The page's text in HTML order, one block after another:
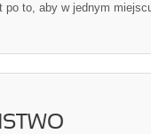
to, aby w jednym